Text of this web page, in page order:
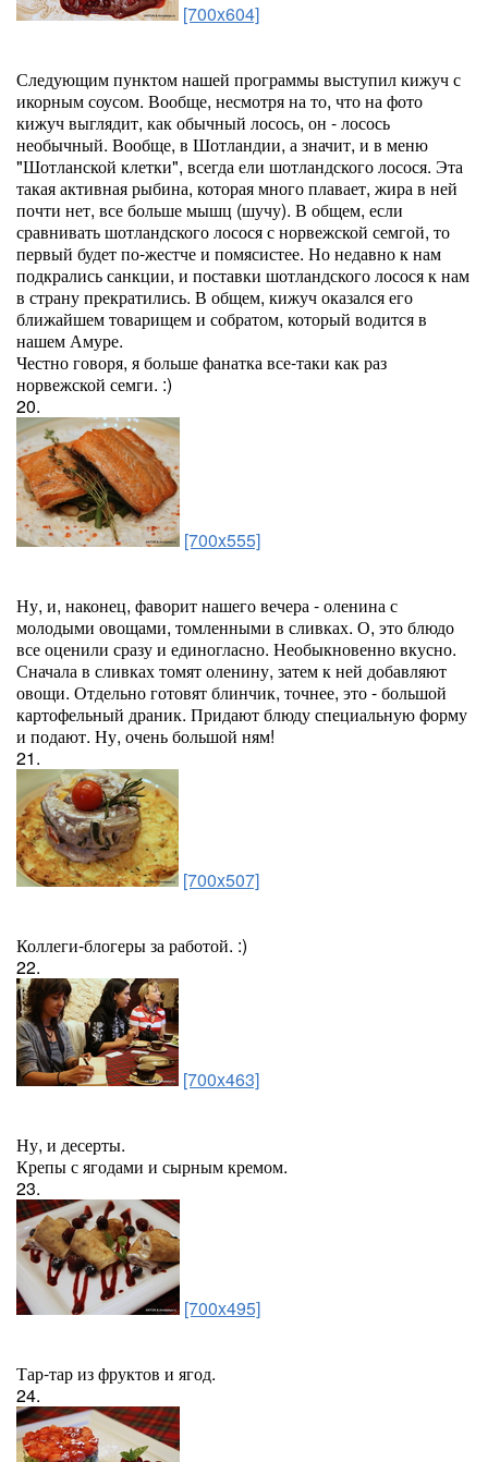
[700x604]
Следующим пунктом нашей программы выступил кижуч с
икорным соусом. Вообще, несмотря на то, что на фото
кижуч выглядит, как обычный лосось, он - лосось
необычный. Вообще, в Шотландии, а значит, и в меню
"Шотланской клетки", всегда ели шотландского лосося. Эта
такая активная рыбина, которая много плавает, жира в ней
почти нет, все больше мышц (шучу). В общем, если
сравнивать шотландского лосося с норвежской семгой, то
первый будет по-жестче и помясистее. Но недавно к нам
подкрались санкции, и поставки шотландского лосося к нам
в страну прекратились. В общем, кижуч оказался его
ближайшем товарищем и собратом, который водится в
нашем Амуре.
Честно говоря, я больше фанатка все-таки как раз
норвежской семги. :)
20.
[700x555]
Ну, и, наконец, фаворит нашего вечера - оленина с
молодыми овощами, томленными в сливках. О, это блюдо
все оценили сразу и единогласно. Необыкновенно вкусно.
Сначала в сливках томят оленину, затем к ней добавляют
овощи. Отдельно готовят блинчик, точнее, это - большой
картофельный драник. Придают блюду специальную форму
и подают. Ну, очень большой ням!
21.
[700x507]
Коллеги-блогеры за работой. :)
22.
[700x463]
Ну, и десерты.
Крепы с ягодами и сырным кремом.
23.
[700x495]
Тар-тар из фруктов и ягод.
24.